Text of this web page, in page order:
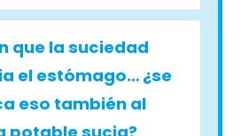
que la suciedad
el estómago… ¿se
eso también al
potable sucia?